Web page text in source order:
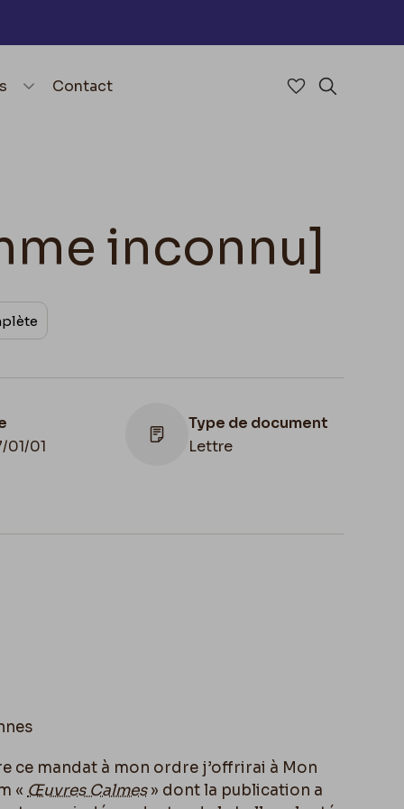
Contact Accéder à
inconnu]
01/01
Type de document
Lettre
Illustration
ce mandat à mon ordre j’offrirai à Mon
« Œuvres Calmes» dont la publication a